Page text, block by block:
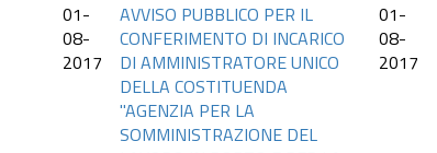
01-
08-
2017
AVVISO PUBBLICO PER IL
CONFERIMENTO DI INCARICO
DI AMMINISTRATORE UNICO
DELLA COSTITUENDA
"AGENZIA PER LA
SOMMINISTRAZIONE DEL
01-
08-
2017